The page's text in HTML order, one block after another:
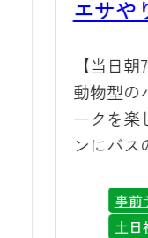
行きたい
チケッ
エサや
【当日
動物型の
ークを
ンにバス
事前
土日